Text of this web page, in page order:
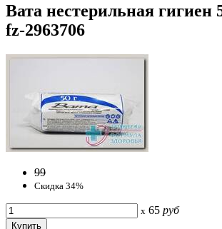
Вата нестерильная гигиен
fz-2963706
99
Скидка 34%
x 65 руб